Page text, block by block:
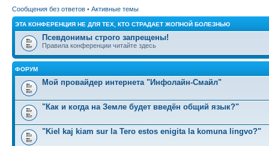
Сообщения без ответов • Активные темы
ЭТА КОНФЕРЕНЦИЯ НЕ ДЛЯ ТЕХ, КТО СТРАДАЕТ ЖОПНОЙ БОЛЕЗНЬЮ
Псевдонимы строго запрещены!
Правила конференции читайте здесь
ФОРУМ
Мой провайдер интернета "Инфолайн-Смайл"
"Как и когда на Земле будет введён общий язык?"
"Kiel kaj kiam sur la Tero estos enigita la komuna lingvo?"